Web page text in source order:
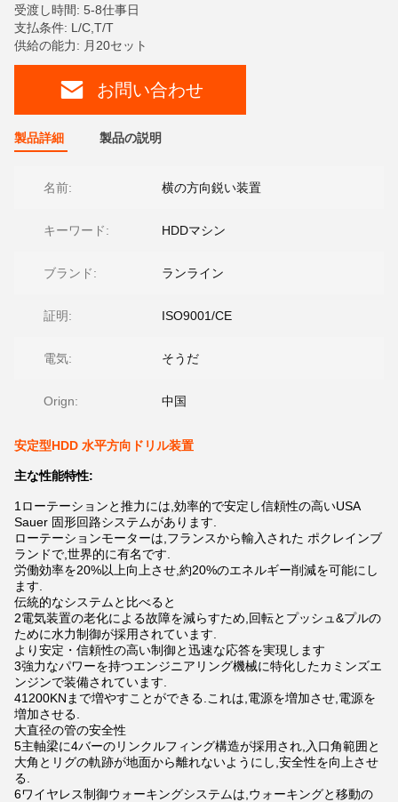
受渡し時間: 5-8仕事日
支払条件: L/C,T/T
供給の能力: 月20セット
お問い合わせ
製品詳細 製品の説明
名前: 横の方向鋭い装置
キーワード: HDDマシン
ブランド: ランライン
証明: ISO9001/CE
電気: そうだ
Orign: 中国
安定型HDD 水平方向ドリル装置
主な性能特性:
1ローテーションと推力には,効率的で安定し信頼性の高いUSA
Sauer 固形回路システムがあります.
ローテーションモーターは,フランスから輸入された ポクレインブ
ランドで,世界的に有名です.
労働効率を20%以上向上させ,約20%のエネルギー削減を可能にし
ます.
伝統的なシステムと比べると
2電気装置の老化による故障を減らすため,回転とプッシュ&プルの
ために水力制御が採用されています.
より安定・信頼性の高い制御と迅速な応答を実現します
3強力なパワーを持つエンジニアリング機械に特化したカミンズエ
ンジンで装備されています.
41200KNまで増やすことができる.これは,電源を増加させ,電源を
増加させる.
大直径の管の安全性
5主軸梁に4バーのリンクルフィング構造が採用され,入口角範囲と
大角とリグの軌跡が地面から離れないようにし,安全性を向上させ
る.
6ワイヤレス制御ウォーキングシステムは,ウォーキングと移動の